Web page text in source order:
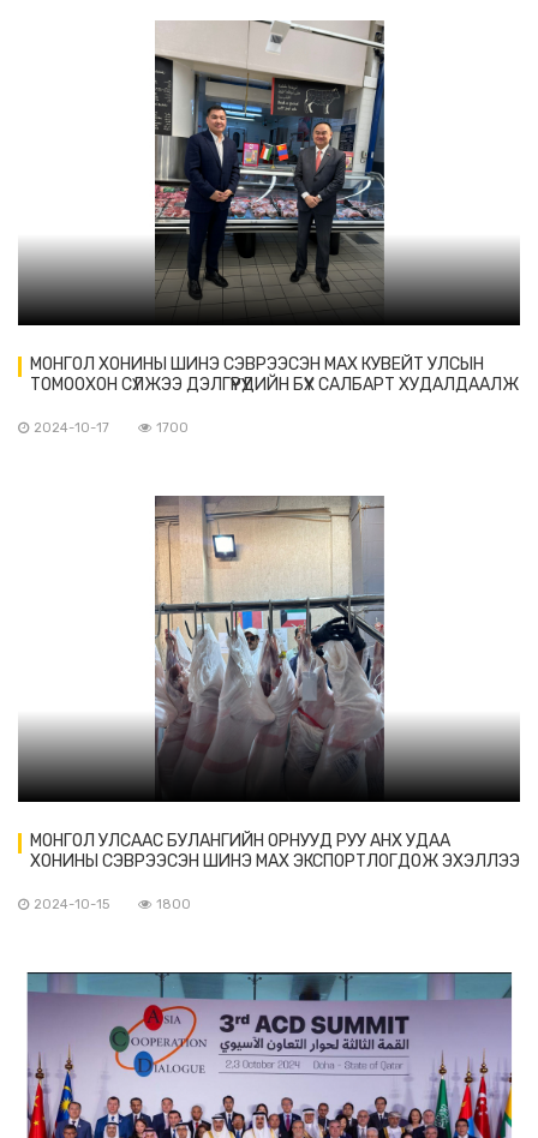
МОНГОЛ ХОНИНЫ ШИНЭ СЭВРЭЭСЭН МАХ КУВЕЙТ УЛСЫН
ТОМООХОН СҮЛЖЭЭ ДЭЛГҮҮРҮҮДИЙН БҮХ САЛБАРТ ХУДАЛДААЛЖ
2024-10-17 1700
МОНГОЛ УЛСААС БУЛАНГИЙН ОРНУУД РУУ АНХ УДАА
ХОНИНЫ СЭВРЭЭСЭН ШИНЭ МАХ ЭКСПОРТЛОГДОЖ ЭХЭЛЛЭЭ
2024-10-15 1800